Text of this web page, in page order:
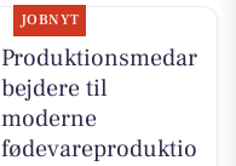
JOBNYT
Produktionsmedar
bejdere til
moderne
fødevareproduktio